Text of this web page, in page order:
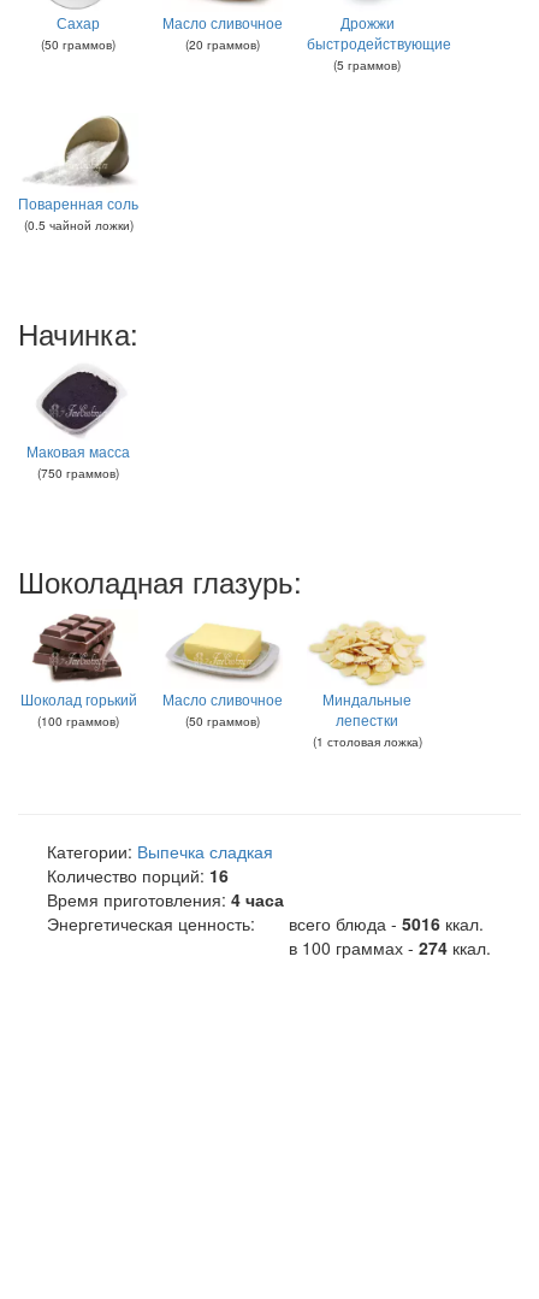
Сахар
(50 граммов)
Масло сливочное
(20 граммов)
Дрожжи
быстродействующие
(5 граммов)
Поваренная соль
(0.5 чайной ложки)
Начинка:
Маковая масса
(750 граммов)
Шоколадная глазурь:
Шоколад горький
(100 граммов)
Масло сливочное
(50 граммов)
Миндальные
лепестки
(1 столовая ложка)
Категории: Выпечка сладкая
Количество порций: 16
Время приготовления: 4 часа
Энергетическая ценность:
всего блюда - 5016 ккал.
в 100 граммах - 274 ккал.